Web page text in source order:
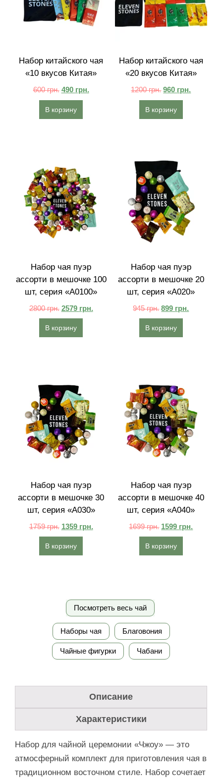
Набор китайского чая
«10 вкусов Китая»
600грн. 490 грн.
В корзину
Набор китайского чая
«20 вкусов Китая»
1200грн. 960 грн.
В корзину
Набор чая пуэр
ассорти в мешочке 100
шт, серия «A0100»
2800грн. 2579 грн.
В корзину
Набор чая пуэр
ассорти в мешочке 20
шт, серия «A020»
945грн. 899 грн.
В корзину
Набор чая пуэр
ассорти в мешочке 30
шт, серия «A030»
1759грн. 1359 грн.
В корзину
Набор чая пуэр
ассорти в мешочке 40
шт, серия «A040»
1699грн. 1599 грн.
В корзину
Посмотреть весь чай
Наборы чая Благовония
Чайные фигурки Чабани
Описание
Характеристики
Набор для чайной церемонии «Чжоу» — это
атмосферный комплект для приготовления чая в
традиционном восточном стиле. Набор сочетает